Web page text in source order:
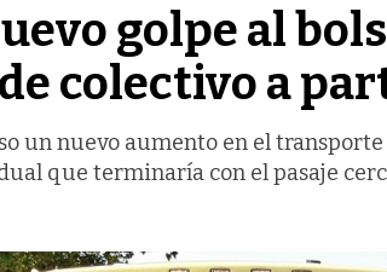
golpe al
colectivo a
un nuevo aumento en el
que terminaría con el pasaje